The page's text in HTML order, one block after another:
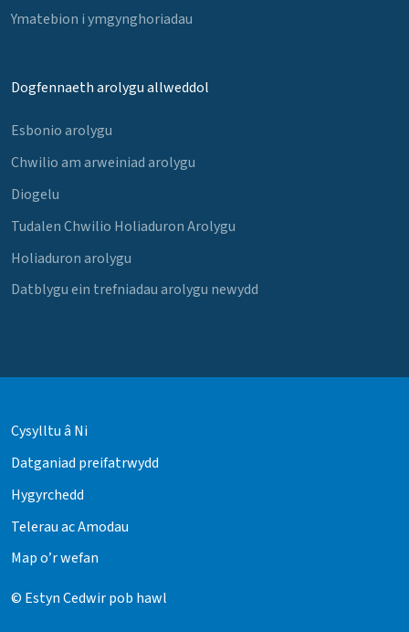
Ymatebion i ymgynghoriadau
Dogfennaeth arolygu allweddol
Esbonio arolygu
Chwilio am arweiniad arolygu
Diogelu
Tudalen Chwilio Holiaduron Arolygu
Holiaduron arolygu
Datblygu ein trefniadau arolygu newydd
Cysylltu â Ni
Datganiad preifatrwydd
Hygyrchedd
Telerau ac Amodau
Map o’r wefan
© Estyn Cedwir pob hawl